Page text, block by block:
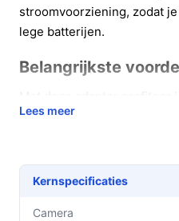
stroomvoorziening, zodat
lege batterijen.
Belangrijkste
het gebruik van je
Geen gedoe met
betekent dat je
Lees meer
Kernspecificaties
Camera